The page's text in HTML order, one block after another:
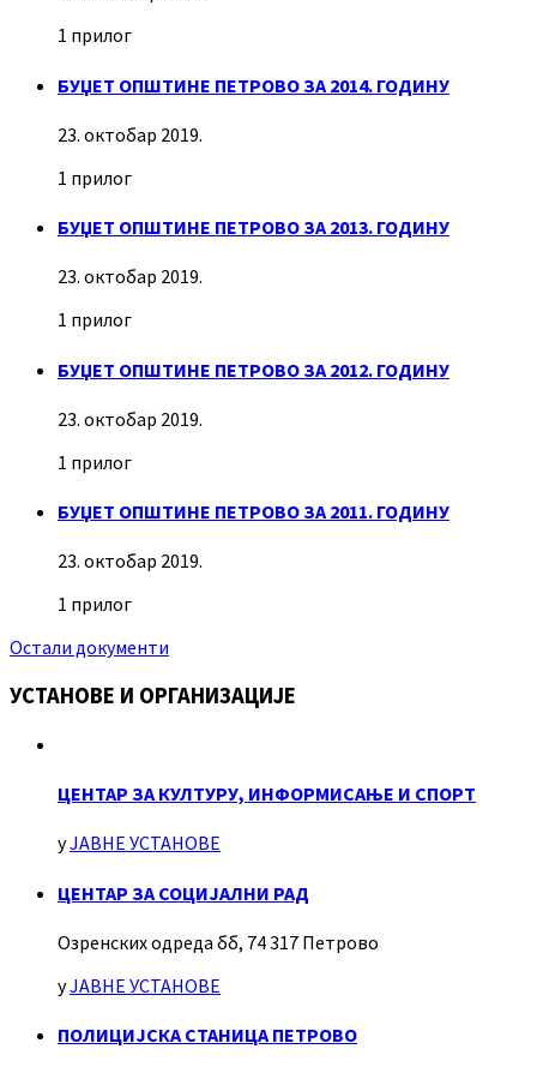
1 прилог
БУЏЕТ ОПШТИНЕ ПЕТРОВО ЗА 2014. ГОДИНУ
23. октобар 2019.
1 прилог
БУЏЕТ ОПШТИНЕ ПЕТРОВО ЗА 2013. ГОДИНУ
23. октобар 2019.
1 прилог
БУЏЕТ ОПШТИНЕ ПЕТРОВО ЗА 2012. ГОДИНУ
23. октобар 2019.
1 прилог
БУЏЕТ ОПШТИНЕ ПЕТРОВО ЗА 2011. ГОДИНУ
23. октобар 2019.
1 прилог
Остали документи
УСТАНОВЕ И ОРГАНИЗАЦИЈЕ
ЦЕНТАР ЗА КУЛТУРУ, ИНФОРМИСАЊЕ И СПОРТ
уЈАВНЕ УСТАНОВЕ
ЦЕНТАР ЗА СОЦИЈАЛНИ РАД
Озренских одреда бб, 74 317 Петрово
уЈАВНЕ УСТАНОВЕ
ПОЛИЦИЈСКА СТАНИЦА ПЕТРОВО